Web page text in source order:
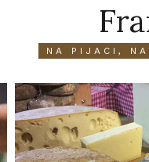
NA PIJACI,